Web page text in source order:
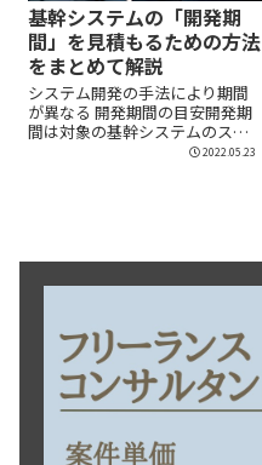
基幹システムの「開発期
間」を見積もるための方法
をまとめて解説
システム開発の手法により期間
が異なる 開発期間の目安開発期
間は対象の基幹システムのスコ
2022.05.23